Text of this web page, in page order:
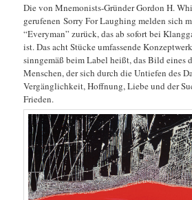
Die von Mnemonists-Gründer Gordon H.
gerufenen Sorry For Laughing melden sich
“Everyman” zurück, das ab sofort bei
ist. Das acht Stücke umfassende
sinngemäß beim Label heißt, das Bild eines
Menschen, der sich durch die Untiefen des
Vergänglichkeit, Hoffnung, Liebe und der
Frieden.